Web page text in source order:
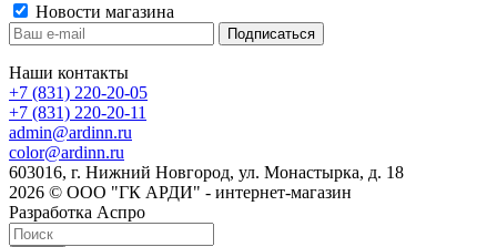
Новости магазина
Наши контакты
+7 (831) 220-20-05
+7 (831) 220-20-11
admin@ardinn.ru
color@ardinn.ru
603016, г. Нижний Новгород, ул. Монастырка, д. 18
2026 © ООО "ГК АРДИ" - интернет-магазин
Разработка Аспро